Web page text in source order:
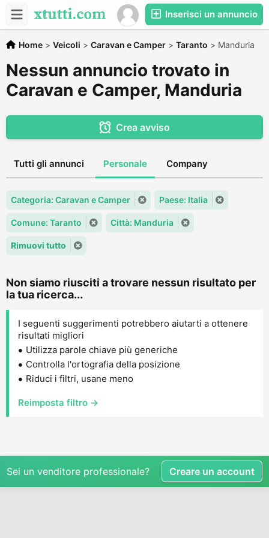
Inserisci un annuncio
Home > Veicoli > Caravan e Camper > Taranto > Manduria
Nessun annuncio trovato in
Caravan e Camper, Manduria
Crea avviso
Tutti gli annunci Personale Company
Categoria: Caravan e Camper Paese: Italia
Comune: Taranto Città: Manduria
Rimuovi tutto
Non siamo riusciti a trovare nessun risultato per
la tua ricerca...
I seguenti suggerimenti potrebbero aiutarti a ottenere
risultati migliori
Utilizza parole chiave più generiche
Controlla l'ortografia della posizione
Riduci i filtri, usane meno
Reimposta filtro →
Sei un venditore professionale? Creare un account